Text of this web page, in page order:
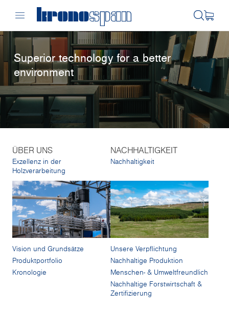
Superior technology for a better
environment
ÜBER UNS
Exzellenz in der
Holzverarbeitung
Vision und Grundsätze
Produktportfolio
Kronologie
NACHHALTIGKEIT
Nachhaltigkeit
Unsere Verpflichtung
Nachhaltige Produktion
Menschen- & Umweltfreundlich
Nachhaltige Forstwirtschaft &
Zertifizierung